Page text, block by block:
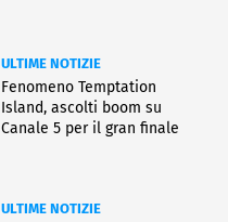
ULTIME NOTIZIE
Fenomeno Temptation
Island, ascolti boom su
Canale 5 per il gran finale
ULTIME NOTIZIE